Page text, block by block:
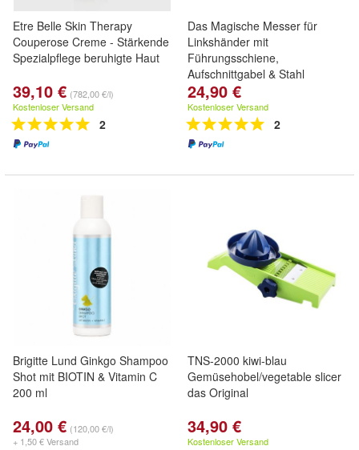
Etre Belle Skin Therapy
Couperose Creme - Stärkende
Spezialpflege beruhigte Haut
39,10 € (782,00 €/l)
Kostenloser Versand
2
Das Magische Messer für
Linkshänder mit
Führungsschiene,
Aufschnittgabel & Stahl
24,90 €
Kostenloser Versand
2
Brigitte Lund Ginkgo Shampoo
Shot mit BIOTIN & Vitamin C
200 ml
24,00 € (120,00 €/l)
+ 1,50 € Versand
TNS-2000 kiwi-blau
Gemüsehobel/vegetable slicer
das Original
34,90 €
Kostenloser Versand